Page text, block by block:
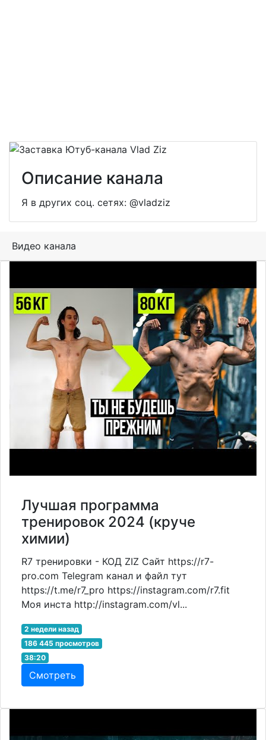
Описание канала
Я в других соц. сетях: @vladziz
Видео канала
Лучшая программа
тренировок 2024 (круче
химии)
R7 тренировки - КОД ZIZ Сайт https://r7-
pro.com Telegram канал и файл тут
https://t.me/r7_pro https://instagram.com/r7.fit
Моя инста http://instagram.com/vl...
2 недели назад
186 445 просмотров
38:20
Смотреть